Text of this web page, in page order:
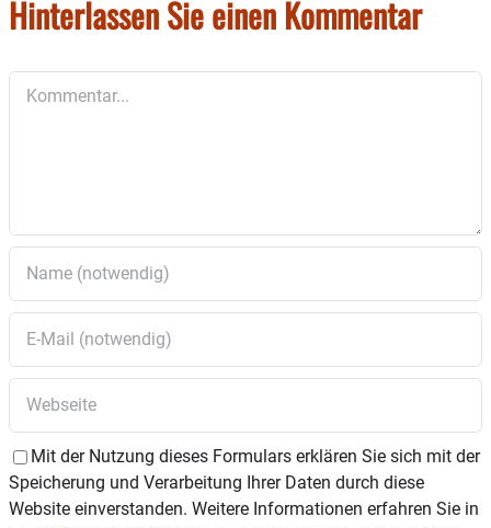
Hinterlassen Sie einen Kommentar
Mit der Nutzung dieses Formulars erklären Sie sich mit der
Speicherung und Verarbeitung Ihrer Daten durch diese
Website einverstanden. Weitere Informationen erfahren Sie in